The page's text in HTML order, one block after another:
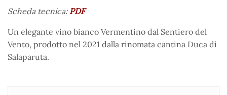
Scheda tecnica: PDF
Un elegante vino bianco Vermentino dal Sentiero del
Vento, prodotto nel 2021 dalla rinomata cantina Duca di
Salaparuta.